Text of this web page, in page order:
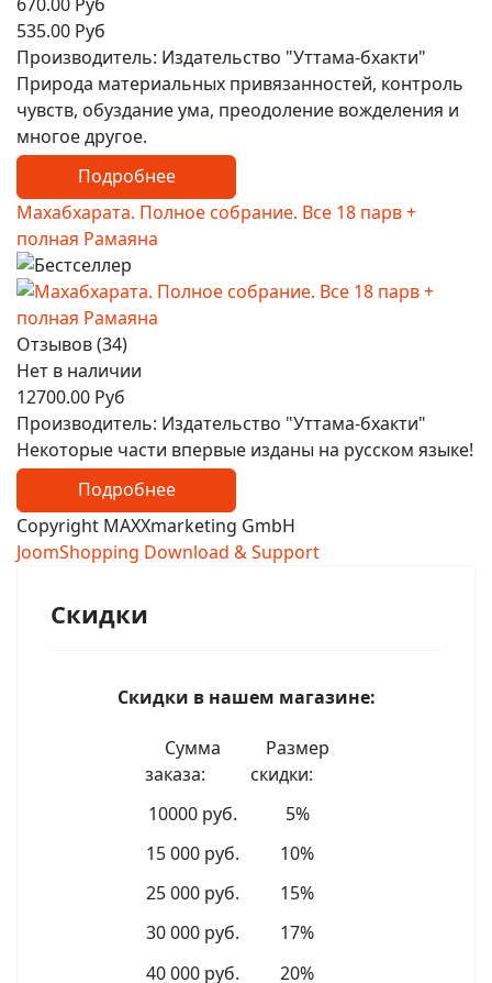
535.00 Руб
Производитель: Издательство "Уттама-бхакти"
Природа материальных привязанностей, контроль
чувств, обуздание ума, преодоление вожделения и
многое другое.
Подробнее
Махабхарата. Полное собрание. Все 18 парв +
полная Рамаяна
Отзывов (34)
Нет в наличии
12700.00 Руб
Производитель: Издательство "Уттама-бхакти"
Некоторые части впервые изданы на русском языке!
Подробнее
Copyright MAXXmarketing GmbH
JoomShopping Download & Support
Скидки
Скидки в нашем магазине:
Сумма
заказа:
Размер
скидки:
10000 руб.
5%
15 000 руб.
10%
25 000 руб.
15%
30 000 руб.
17%
40 000 руб.
20%